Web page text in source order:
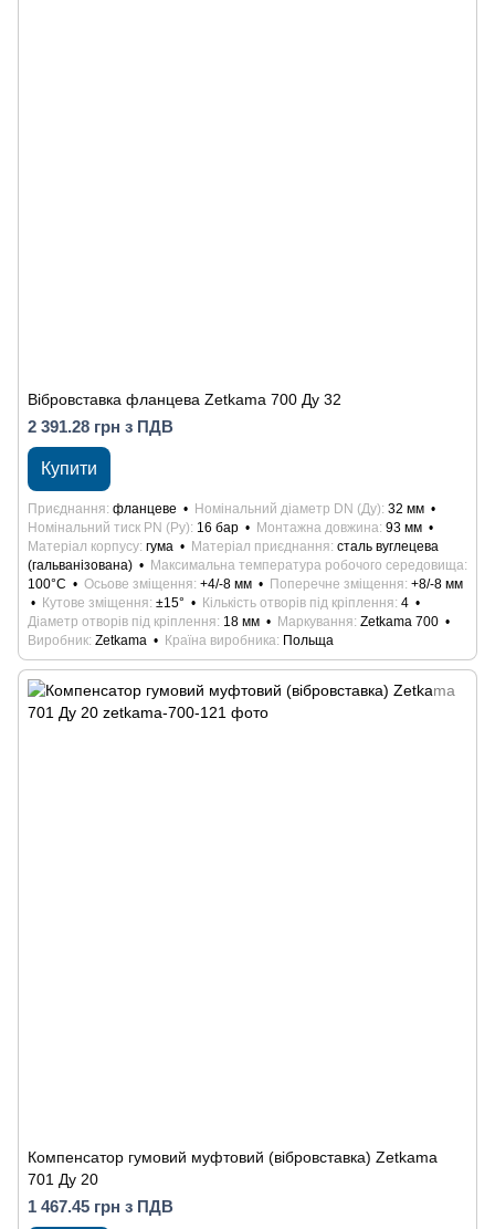
Вібровставка фланцева Zetkama 700 Ду 32
2 391.28 грн з ПДВ
Купити
Приєднання фланцеве Номінальний діаметр DN (Ду) 32 мм
Номінальний тиск PN (Ру) 16 бар Монтажна довжина 93 мм
Матеріал корпусу гума Матеріал приєднання сталь вуглецева
(гальванізована)
Максимальна температура робочого середовища
100°С
Осьове зміщення +4/-8 мм Поперечне зміщення +8/-8 мм
Кутове зміщення ±15° Кількість отворів під кріплення 4
Діаметр отворів під кріплення 18 мм Маркування Zetkama 700
Виробник Zetkama Країна виробника Польща
Компенсатор гумовий муфтовий (вібровставка) Zetkama
701 Ду 20
1 467.45 грн з ПДВ